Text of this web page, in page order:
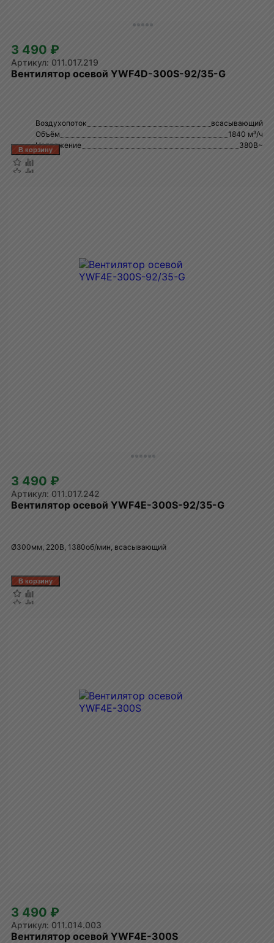
3 490 ₽
011.017.219
Вентилятор осевой YWF4D-300S-92/35-G
Воздухопоток
всасывающий
Объём
1840 м³/ч
Напряжение
380В~
3 490 ₽
011.017.242
Вентилятор осевой YWF4E-300S-92/35-G
Ø300мм, 220В, 1380об/мин, всасывающий
3 490 ₽
011.014.003
Вентилятор осевой YWF4E-300S